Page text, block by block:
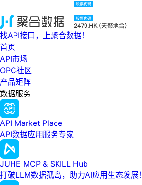
找API接口，上聚合数据！
首页
API市场
OPC社区
产品矩阵
数据服务
API Market Place
API数据应用服务专家
JUHE MCP & SKILL Hub
打破LLM数据孤岛，助力AI应用生态发展！